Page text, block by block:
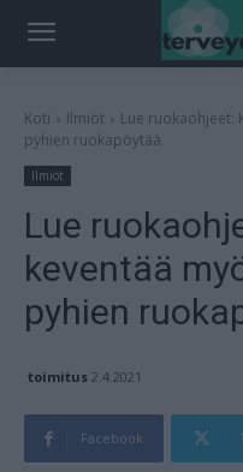
Koti Ilmiöt
Lue ruokaohjeet:
pyhien ruokapöytää
Ilmiöt
Lue
keventää
pyhien
toimitus 2.4.2021
Facebook